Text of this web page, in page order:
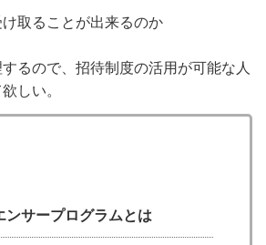
取ることが出来るのか
るので、招待制度の活用が可能な人
しい。
ンサープログラムとは